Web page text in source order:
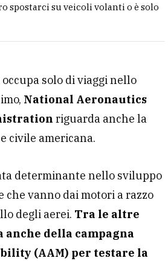
spostarci su veicoli volanti o è solo
solo di viaggi nello
National Aeronautics
riguarda anche la
civile americana.
determinante nello sviluppo
che vanno dai motori a razzo
degli aerei. Tra le altre
anche della campagna
(AAM) per testare la